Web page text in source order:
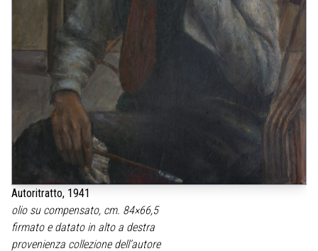
Autoritratto, 1941
olio su compensato, cm. 84×66,5
firmato e datato in alto a destra
provenienza collezione dell’autore